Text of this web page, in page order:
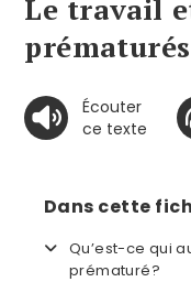
Le travail
prématurés
Écouter
ce texte
Dans cette
Qu’est-ce qui
prématuré?